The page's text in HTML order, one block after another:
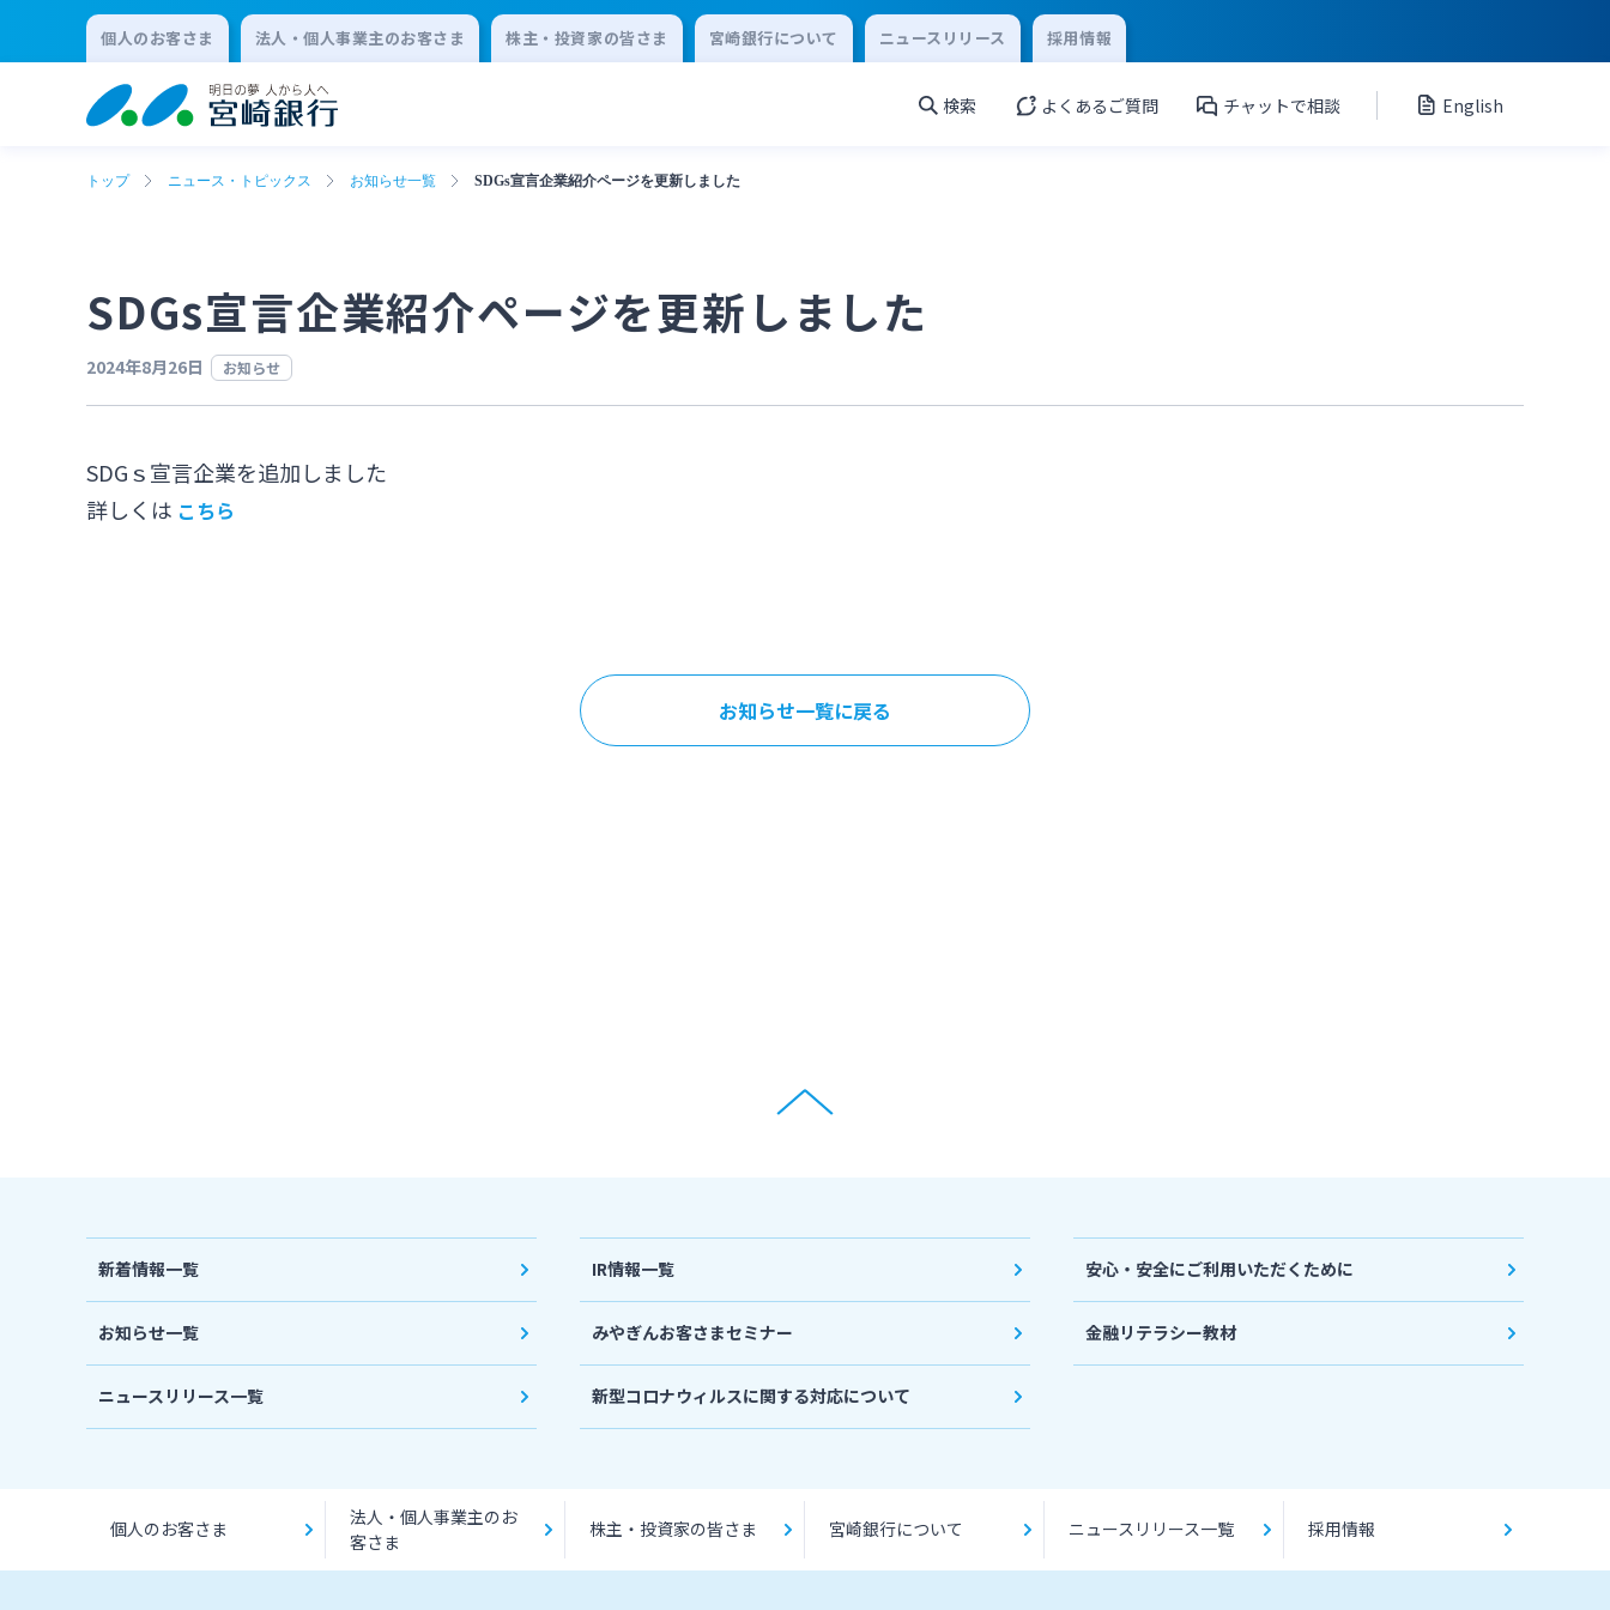
個人のお客さま 法人・個人事業主のお客さま 株主・投資家の皆さま 宮崎銀行について ニュースリリース 採用情報
検索 よくあるご質問 チャットで相談 English
トップ ニュース・トピックス お知らせ一覧 SDGs宣言企業紹介ページを更新しました
SDGs宣言企業紹介ページを更新しました
2024年8月26日 お知らせ
SDGｓ宣言企業を追加しました
詳しくは こちら
お知らせ一覧に戻る
新着情報一覧
お知らせ一覧
ニュースリリース一覧
IR情報一覧
みやぎんお客さまセミナー
新型コロナウィルスに関する対応について
安心・安全にご利用いただくために
金融リテラシー教材
個人のお客さま
法人・個人事業主のお
客さま
株主・投資家の皆さま 宮崎銀行について ニュースリリース一覧 採用情報